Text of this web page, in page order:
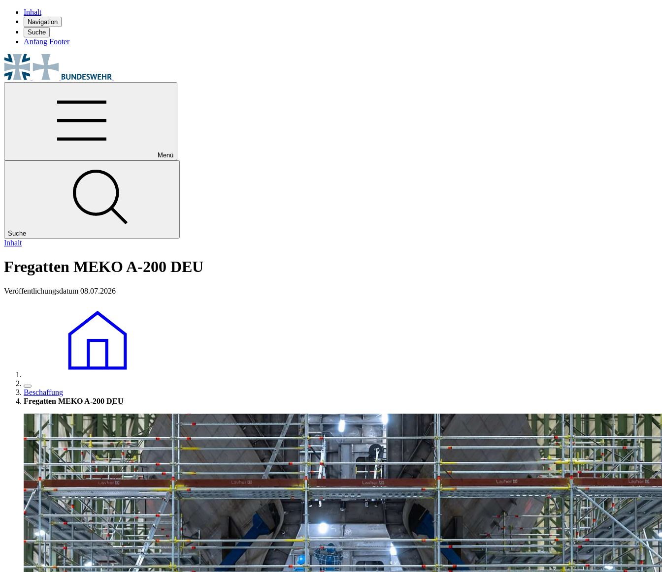
Inhalt
Navigation
Suche
Anfang Footer
Menü
Suche
Inhalt
Fregatten MEKO A-200 DEU
Veröffentlichungsdatum 08.07.2026
Beschaffung
Fregatten MEKO A-200 DEU